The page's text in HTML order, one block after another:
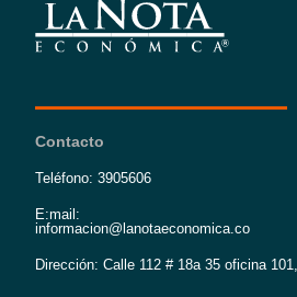
Contacto
Teléfono: 3905606
E:mail:
informacion@lanotaeconomica.co
Dirección: Calle 112 # 18a 35 oficina